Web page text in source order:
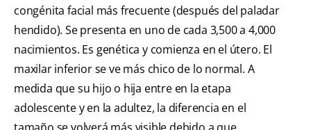
congénita facial más frecuente (después del paladar
hendido). Se presenta en uno de cada 3,500 a 4,000
nacimientos. Es genética y comienza en el útero. El
maxilar inferior se ve más chico de lo normal. A
medida que su hijo o hija entre en la etapa
adolescente y en la adultez, la diferencia en el